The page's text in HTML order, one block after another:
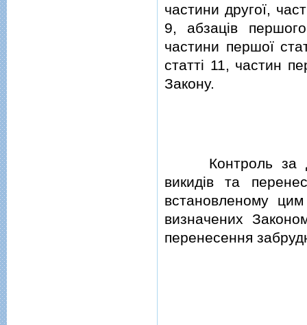
частини другої,
9, абзацiв
частини першої
статтi 11, частин
Закону.
Контроль за
викидiв та
встановленому
визначених
перенесення